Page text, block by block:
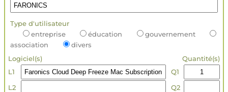
Type d'utilisateur
entreprise
éducation
gouvernement
association
divers
Logiciel(s)
Quantité(s)
L1
Q1
L2
Q2